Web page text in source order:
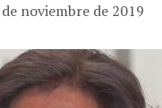
noviembre de 2019